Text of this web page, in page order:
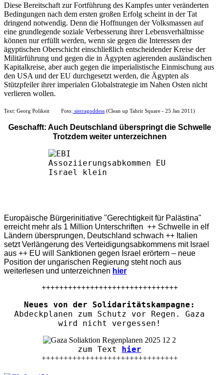
Diese Bereitschaft zur Fortführung des Kampfes unter veränderten
Bedingungen nach dem ersten großen Erfolg scheint in der Tat
dringend notwendig. Denn die Hoffnungen der Volksmassen auf
eine grundlegende soziale Verbesserung ihrer Lebensverhältnisse
können nur erfüllt werden, wenn sie gegen die Interessen der
ägyptischen Oberschicht einschließlich entscheidender Kreise der
Militärführung und gegen die in Ägypten agierenden ausländischen
Kapitalkreise, aber auch gegen die imperialistische Einmischung aus
den USA und der EU durchgesetzt werden, die Ägypten als
Stützpfeiler ihrer imperialen Globalstrategie im Nahen Osten nicht
verlieren wollen.
Text: Georg Polikeit Foto: sierragoddess (Clean up Tahrir Square - 25 Jan 2011)
Geschafft: Auch Deutschland überspringt die Schwelle
Trotzdem weiter unterzeichnen
Europäische Bürgerinitiative "Gerechtigkeit für Palästina"
erreicht mehr als 1 Million Unterschriften ++ Schwelle in elf
Ländern übersprungen, Deutschland schwach ++ Italien
setzt Verlängerung des Verteidigungsabkommens mit Israel
aus ++ EU will Sanktionen gegen Israel erörtern – neue
Position der ungarischen Regierung steht noch aus
weiterlesen und unterzeichnen hier
+++++++++++++++++++++++++++++++
Neues von der Solidaritätskampagne:
Abdeckplanen zum Schutz vor Regen. Gaza
wird nicht vergessen!
zum Text hier
+++++++++++++++++++++++++++++++